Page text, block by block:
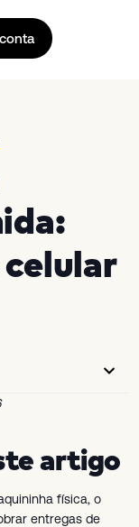
artigo
física, o
entregas de